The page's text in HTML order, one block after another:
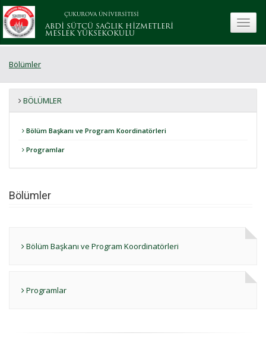
ÇUKUROVA ÜNİVERSİTESİ
ABDİ SÜTCÜ SAĞLIK HİZMETLERİ
MESLEK YÜKSEKOKULU
Bölümler
BÖLÜMLER
Bölüm Başkanı ve Program Koordinatörleri
Programlar
Bölümler
Bölüm Başkanı ve Program Koordinatörleri
Programlar